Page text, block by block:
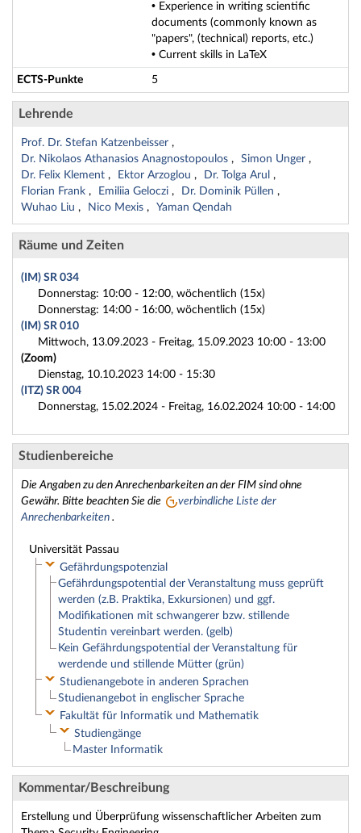
• Experience in writing scientific
documents (commonly known as
"papers", (technical) reports, etc.)
• Current skills in LaTeX
ECTS-Punkte 5
Lehrende
Prof. Dr. Stefan Katzenbeisser
Dr. Nikolaos Athanasios Anagnostopoulos
Simon Unger
Dr. Felix Klement
Ektor Arzoglou
Dr. Tolga Arul
Florian Frank
Emiliia Geloczi
Dr. Dominik Püllen
Wuhao Liu
Nico Mexis Yaman Qendah
Räume und Zeiten
(IM) SR 034
Donnerstag: 10:00 - 12:00, wöchentlich (15x)
Donnerstag: 14:00 - 16:00, wöchentlich (15x)
(IM) SR 010
Mittwoch, 13.09.2023 - Freitag, 15.09.2023 10:00 - 13:00
(Zoom)
Dienstag, 10.10.2023 14:00 - 15:30
(ITZ) SR 004
Donnerstag, 15.02.2024 - Freitag, 16.02.2024 10:00 - 14:00
Studienbereiche
Die Angaben zu den Anrechenbarkeiten an der FIM sind ohne
Gewähr. Bitte beachten Sie die
verbindliche Liste der
Anrechenbarkeiten .
Universität Passau
Gefährdungspotenzial
Gefährdungspotential der Veranstaltung muss geprüft
werden (z.B. Praktika, Exkursionen) und ggf.
Modifikationen mit schwangerer bzw. stillende
Studentin vereinbart werden. (gelb)
Kein Gefährdungspotential der Veranstaltung für
werdende und stillende Mütter (grün)
Studienangebote in anderen Sprachen
Studienangebot in englischer Sprache
Fakultät für Informatik und Mathematik
Studiengänge
Master Informatik
Kommentar/Beschreibung
Erstellung und Überprüfung wissenschaftlicher Arbeiten zum